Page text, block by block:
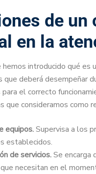
de
en la
hemos introducido qué es
que deberá desempeñar
el correcto
que consideramos como
equipos.Supervisa a los
establecidos.
de servicios.Se encarga
necesitan en el